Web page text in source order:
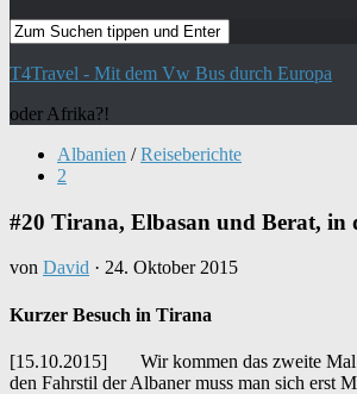
T4Travel - Mit dem Vw Bus durch Europa
oder Afrika?!
Albanien / Reiseberichte
2
#20 Tirana, Elbasan und Berat, in
von David · 24. Oktober 2015
Kurzer Besuch in Tirana
[15.10.2015] Wir kommen das zweite Mal
den Fahrstil der Albaner muss man sich erst